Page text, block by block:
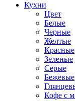
Кухни
Цвет
Белые
Черные
Желтые
Красные
Зеленые
Серые
Бежевые
Кофе с